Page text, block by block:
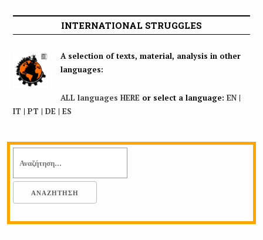
INTERNATIONAL STRUGGLES
A selection of texts, material, analysis in other
languages:
ALL languages HEREor select a language: EN|
IT | PT | DE | ES